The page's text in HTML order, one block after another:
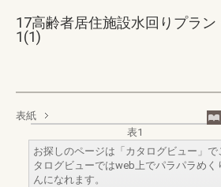
17高齢者居住施設水回りプラン
1(1)
表紙
表1
お探しのページは「カタログビュー」
タログビューではweb上でパラパラめく
んになれます。